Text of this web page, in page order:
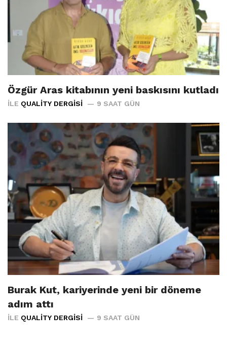
Özgür Aras kitabının yeni baskısını kutladı
İLE QUALITY DERGISI 9 SAAT GÜN
Burak Kut, kariyerinde yeni bir döneme
adım attı
İLE QUALITY DERGISI 9 SAAT GÜN